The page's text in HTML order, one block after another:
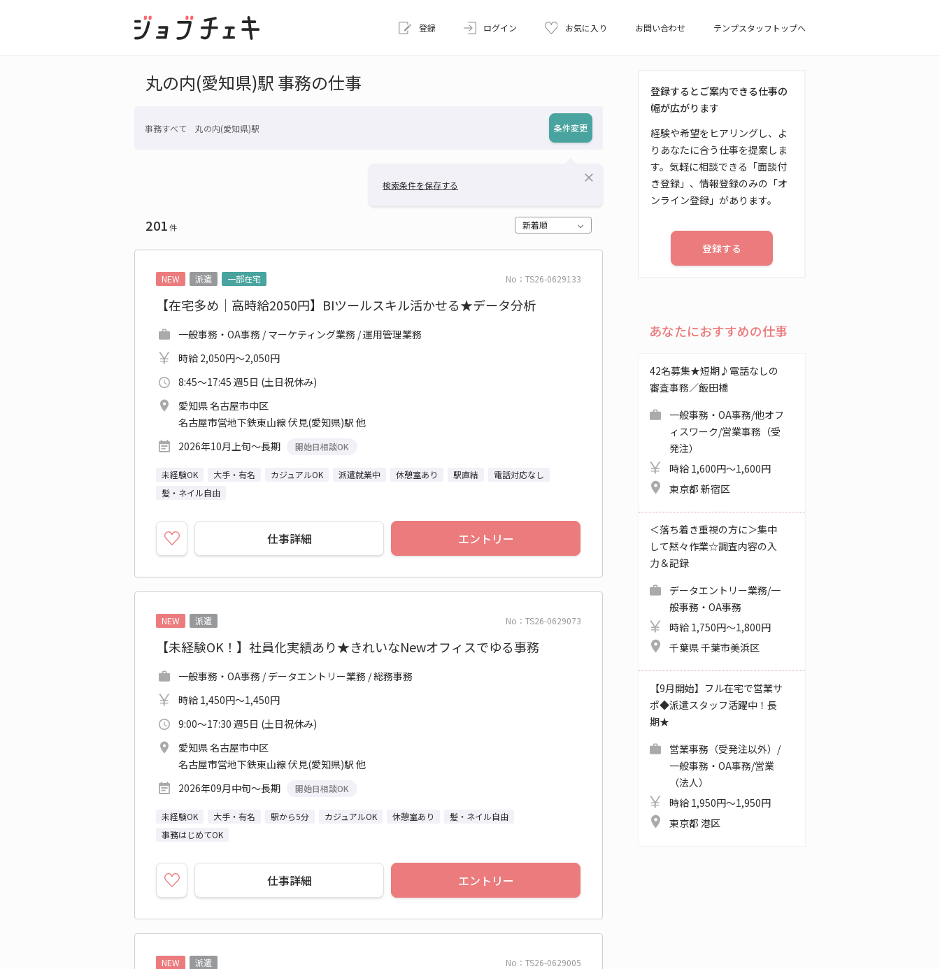
登録 ログイン お気に入り お問い合わせ テンプスタッフトップへ
丸の内(愛知県)駅 事務の仕事
事務すべて 丸の内(愛知県)駅 条件変更
検索条件を保存する
close
201件 新着順
No：TS26-0629133
NEW 派遣 一部在宅
【在宅多め｜高時給2050円】BIツールスキル活かせる★データ分析
一般事務・OA事務 / マーケティング業務 / 運用管理業務
時給 2,050円～2,050円
8:45～17:45 週5日 (土日祝休み)
愛知県 名古屋市中区
名古屋市営地下鉄東山線 伏見(愛知県)駅 他
2026年10月上旬～長期
開始日相談OK
未経験OK 大手・有名 カジュアルOK 派遣就業中 休憩室あり 駅直結
電話対応なし
髪・ネイル自由
仕事詳細 エントリー
No：TS26-0629073
NEW 派遣
【未経験OK！】社員化実績あり★きれいなNewオフィスでゆる事務
一般事務・OA事務 / データエントリー業務 / 総務事務
時給 1,450円～1,450円
9:00～17:30 週5日 (土日祝休み)
愛知県 名古屋市中区
名古屋市営地下鉄東山線 伏見(愛知県)駅 他
2026年09月中旬～長期
開始日相談OK
未経験OK 大手・有名 駅から5分 カジュアルOK 休憩室あり
髪・ネイル自由
事務はじめてOK
仕事詳細 エントリー
No：TS26-0629005
NEW 派遣
登録するとご案内できる仕事の
幅が広がります
経験や希望をヒアリングし、よ
りあなたに合う仕事を提案しま
す。気軽に相談できる「面談付
き登録」、情報登録のみの「オ
ンライン登録」があります。
登録する
あなたにおすすめの仕事
42名募集★短期♪電話なしの
審査事務／飯田橋
一般事務・OA事務/他オフ
ィスワーク/営業事務（受
発注）
時給 1,600円～1,600円
東京都 新宿区
＜落ち着き重視の方に＞集中
して黙々作業☆調査内容の入
力＆記録
データエントリー業務/一
般事務・OA事務
時給 1,750円～1,800円
千葉県 千葉市美浜区
【9月開始】フル在宅で営業サ
ポ◆派遣スタッフ活躍中！長
期★
営業事務（受発注以外）/
一般事務・OA事務/営業
（法人）
時給 1,950円～1,950円
東京都 港区